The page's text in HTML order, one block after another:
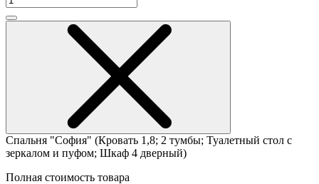
Спальня "София" (Кровать 1,8; 2 тумбы; Туалетный стол с
зеркалом и пуфом; Шкаф 4 дверный)
Полная стоимость товара